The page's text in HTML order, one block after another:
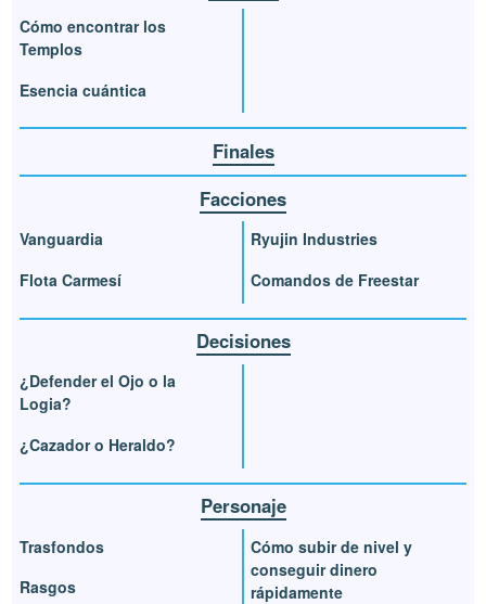
Cómo encontrar los
Templos
Esencia cuántica
Finales
Facciones
Vanguardia
Flota Carmesí
Ryujin Industries
Comandos de Freestar
Decisiones
¿Defender el Ojo o la
Logia?
¿Cazador o Heraldo?
Personaje
Trasfondos
Rasgos
Cómo subir de nivel y
conseguir dinero
rápidamente